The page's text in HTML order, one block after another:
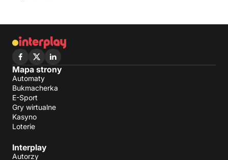
Mapa strony
Automaty
Bukmacherka
E-Sport
Gry wirtualne
Kasyno
Loterie
Interplay
Autorzy